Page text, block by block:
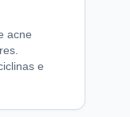
acne
e